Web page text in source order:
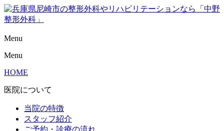
Menu
Menu
HOME
医院について
当院の特徴
スタッフ紹介
ご予約・診療の流れ